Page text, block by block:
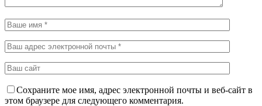
Сохраните мое имя, адрес электронной почты и веб-сайт в
этом браузере для следующего комментария.